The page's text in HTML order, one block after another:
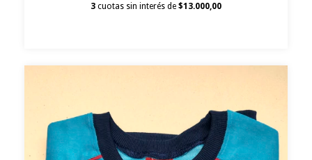
3 cuotas sin interés de $13.000,00